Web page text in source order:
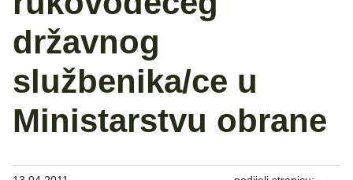
državnog
službenika/ce u
Ministarstvu obrane